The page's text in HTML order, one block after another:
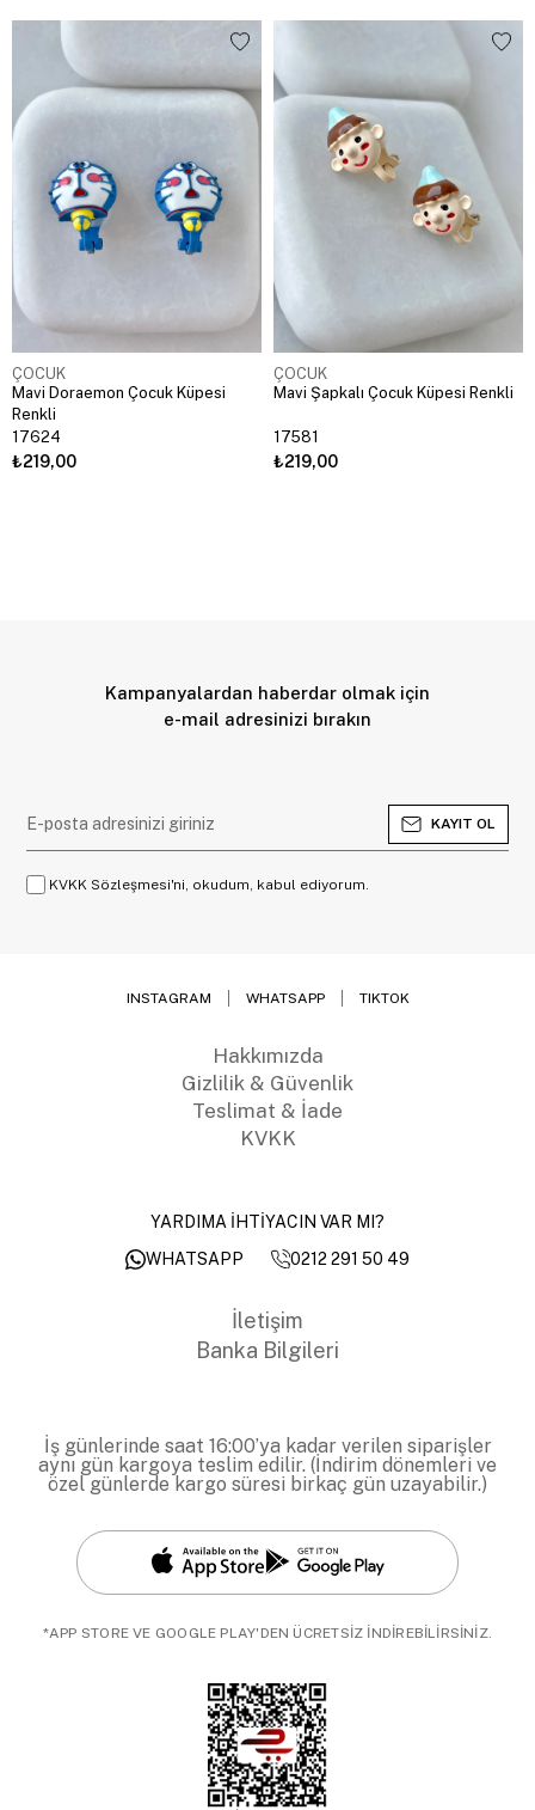
ÇOCUK
Mavi Doraemon Çocuk Küpesi
Renkli
17624
₺219,00
ÇOCUK
Mavi Şapkalı Çocuk Küpesi Renkli
17581
₺219,00
Kampanyalardan haberdar olmak için
e-mail adresinizi bırakın
KAYIT OL
KVKK Sözleşmesi'ni, okudum, kabul ediyorum.
INSTAGRAM WHATSAPP TIKTOK
Hakkımızda
Gizlilik & Güvenlik
Teslimat & İade
KVKK
YARDIMA İHTİYACIN VAR MI?
WHATSAPP
0212 291 50 49
İletişim
Banka Bilgileri
İş günlerinde saat 16:00’ya kadar verilen siparişler
aynı gün kargoya teslim edilir. (İndirim dönemleri ve
özel günlerde kargo süresi birkaç gün uzayabilir.)
*APP STORE VE GOOGLE PLAY'DEN ÜCRETSİZ İNDİREBİLİRSİNİZ.